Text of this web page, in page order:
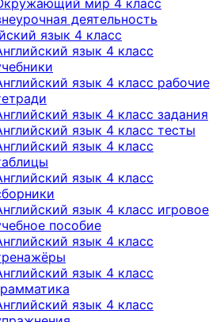
мир 4 класс
деятельность
язык 4 класс
язык 4 класс
язык 4 класс рабочие
язык 4 класс задания
язык 4 класс тесты
язык 4 класс
язык 4 класс
язык 4 класс игровое
пособие
язык 4 класс
язык 4 класс
язык 4 класс